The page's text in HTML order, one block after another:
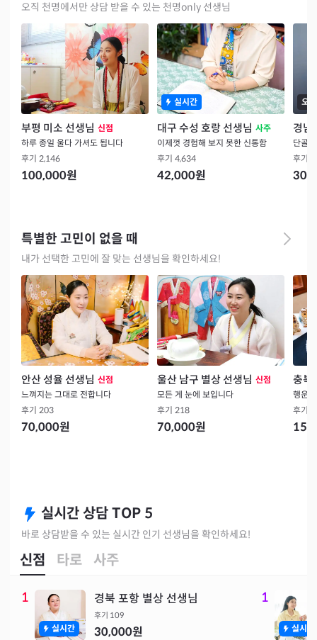
오직 천명에서만 상담 받을 수 있는 천명only 선생님
부평 미소 선생님 신점
하루 종일 울다 가셔도 됩니다
후기 2,146
100,000원
실시간
대구 수성 호랑 선생님 사주
이제껏 경험해 보지 못한 신통함
후기 4,634
42,000원
오
경남
단골
후기
특별한 고민이 없을 때
내가 선택한 고민에 잘 맞는 선생님을 확인하세요!
안산 성율 선생님 신점
느껴지는 그대로 전합니다
후기 203
70,000원
울산 남구 별상 선생님 신점
모든 게 눈에 보입니다
후기 218
70,000원
충북
후기
실시간 상담 TOP 5
바로 상담받을 수 있는 실시간 인기 선생님을 확인하세요!
신점 타로 사주
1
실시간
경북 포항 별상 선생님
후기 109
30,000원
1
실시간